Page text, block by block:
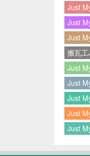
Just
Just
Just
搬瓦
Just
Just
Just
Just
Just